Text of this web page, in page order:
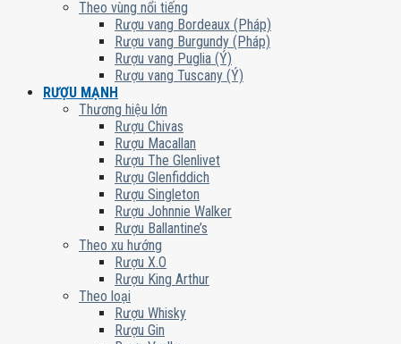
Theo vùng nổi tiếng
Rượu vang Bordeaux (Pháp)
Rượu vang Burgundy (Pháp)
Rượu vang Puglia (Ý)
Rượu vang Tuscany (Ý)
RƯỢU MẠNH
Thương hiệu lớn
Rượu Chivas
Rượu Macallan
Rượu The Glenlivet
Rượu Glenfiddich
Rượu Singleton
Rượu Johnnie Walker
Rượu Ballantine’s
Theo xu hướng
Rượu X.O
Rượu King Arthur
Theo loại
Rượu Whisky
Rượu Gin